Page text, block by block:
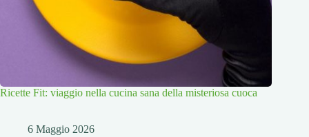
Ricette Fit: viaggio nella cucina sana della misteriosa cuoca
6 Maggio 2026